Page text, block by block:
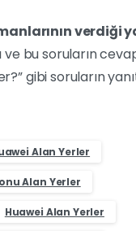
verdiği
bu soruların
gibi soruların
Alan Yerler
Alan Yerler
Huawei Alan Yerler